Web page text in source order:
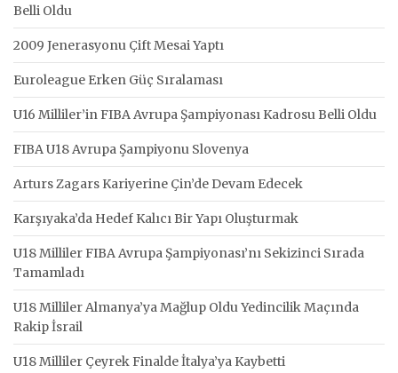
Belli Oldu
2009 Jenerasyonu Çift Mesai Yaptı
Euroleague Erken Güç Sıralaması
U16 Milliler’in FIBA Avrupa Şampiyonası Kadrosu Belli Oldu
FIBA U18 Avrupa Şampiyonu Slovenya
Arturs Zagars Kariyerine Çin’de Devam Edecek
Karşıyaka’da Hedef Kalıcı Bir Yapı Oluşturmak
U18 Milliler FIBA Avrupa Şampiyonası’nı Sekizinci Sırada
Tamamladı
U18 Milliler Almanya’ya Mağlup Oldu Yedincilik Maçında
Rakip İsrail
U18 Milliler Çeyrek Finalde İtalya’ya Kaybetti